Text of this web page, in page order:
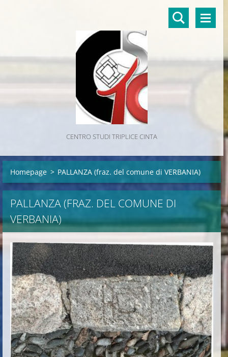
CENTRO STUDI TRIPLICE CINTA
Homepage > PALLANZA (fraz. del comune di VERBANIA)
PALLANZA (FRAZ. DEL COMUNE DI
VERBANIA)